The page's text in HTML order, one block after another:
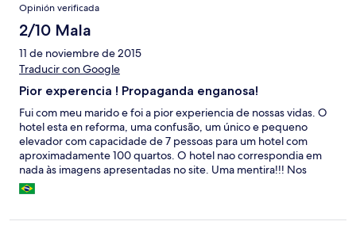
Opinión verificada
2/10 Mala
11 de noviembre de 2015
Traducir con Google
Pior experencia ! Propaganda enganosa!
Fui com meu marido e foi a pior experiencia de nossas vidas. O
hotel esta en reforma, uma confusão, um único e pequeno
elevador com capacidade de 7 pessoas para um hotel com
aproximadamente 100 quartos. O hotel nao correspondia em
nada às imagens apresentadas no site. Uma mentira!!! Nos
foram apresentados 3 quartos, somente o último estava limpo,
porém com cheio forte de tinta. O serviço de limpeza é